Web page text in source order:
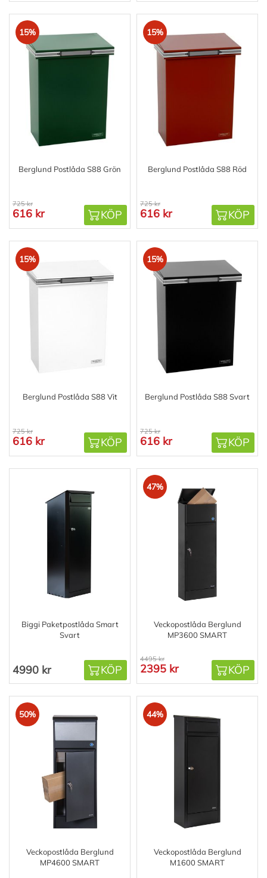
15%
Berglund Postlåda S88 Grön
725 kr
616 kr KÖP
15%
Berglund Postlåda S88 Röd
725 kr
616 kr KÖP
15%
Berglund Postlåda S88 Vit
725 kr
616 kr KÖP
15%
Berglund Postlåda S88 Svart
725 kr
616 kr KÖP
Biggi Paketpostlåda Smart
Svart
4990 kr KÖP
47%
Veckopostlåda Berglund
MP3600 SMART
4495 kr
2395 kr KÖP
50%
Veckopostlåda Berglund
MP4600 SMART
44%
Veckopostlåda Berglund
M1600 SMART